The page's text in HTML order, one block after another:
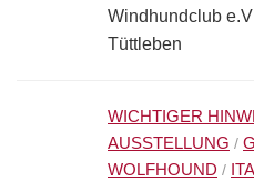
Windhundclub
Tüttleben
WICHTIGER
AUSSTELLUNG /
WOLFHOUND /